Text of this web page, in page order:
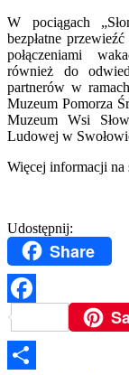
W pociągach
bezpłatne
połączeniami
również do
partnerów w
Muzeum Pomorza
Muzeum Wsi
Ludowej w
Więcej informacji na
Udostępnij:
Share
Facebook